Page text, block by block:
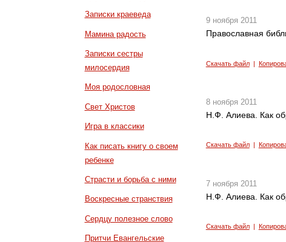
Записки краеведа
Мамина радость
Записки сестры
милосердия
Моя родословная
Свет Христов
Игра в классики
Как писать книгу о своем
ребенке
Страсти и борьба с ними
Воскресные странствия
Сердцу полезное слово
Притчи Евангельские
9 ноября 2011
Православная
Скачать файл|
8 ноября 2011
Н.Ф. Алиева. Как
Скачать файл|
7 ноября 2011
Н.Ф. Алиева. Как
Скачать файл|